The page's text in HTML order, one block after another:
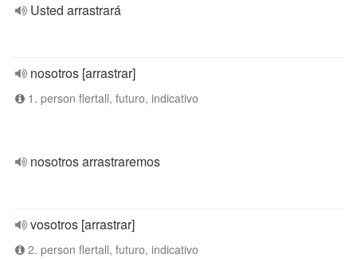
Usted arrastrará
nosotros [arrastrar]
1. person flertall, futuro, indicativo
nosotros arrastraremos
vosotros [arrastrar]
2. person flertall, futuro, indicativo